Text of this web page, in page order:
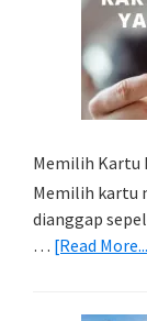
Memilih Kartu
Memilih kartu
dianggap
… [Read